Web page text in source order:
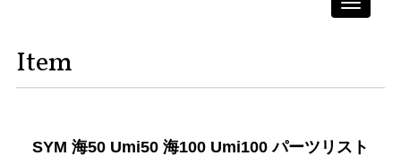
Toggle
Item
SYM 海50 Umi50 海100 Umi100 パーツリスト